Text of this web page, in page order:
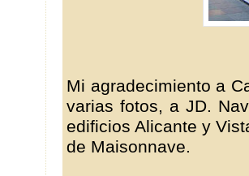
Mi agradecimiento a
varias fotos, a JD.
edificios Alicante y
de Maisonnave.